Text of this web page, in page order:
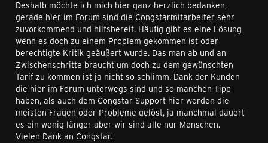
Deshalb möchte ich mich hier ganz herzlich bedanken,
gerade hier im Forum sind die Congstarmitarbeiter sehr
zuvorkommend und hilfsbereit. Häufig gibt es eine Lösung
wenn es doch zu einem Problem gekommen ist oder
berechtigte Kritik geäußert wurde. Das man ab und an
Zwischenschritte braucht um doch zu dem gewünschten
Tarif zu kommen ist ja nicht so schlimm. Dank der Kunden
die hier im Forum unterwegs sind und so manchen Tipp
haben, als auch dem Congstar Support hier werden die
meisten Fragen oder Probleme gelöst, ja manchmal dauert
es ein wenig länger aber wir sind alle nur Menschen.
Vielen Dank an Congstar.